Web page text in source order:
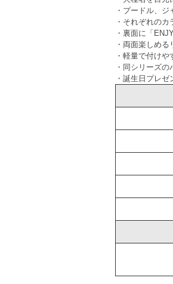
・プードル、
・それぞれのカ
・裏面に「
・両面楽しめ
・軽量で付け
・同シリーズ
・誕生日プレ